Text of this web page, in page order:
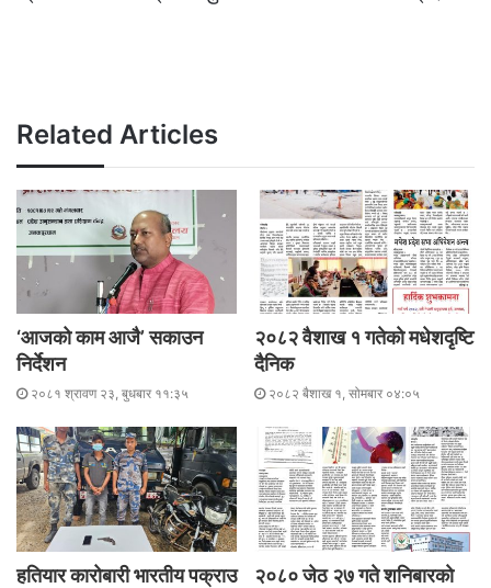
Related Articles
‘आजको काम आजै’ सकाउन
निर्देशन
२०८१ श्रावण २३, बुधबार ११:३५
२०८२ वैशाख १ गतेकाे मधेशदृष्टि
दैनिक
२०८२ बैशाख १, सोमबार ०४:०५
हतियार कारोबारी भारतीय पक्राउ
२०८० जेठ २७ गते शनिबारकाे